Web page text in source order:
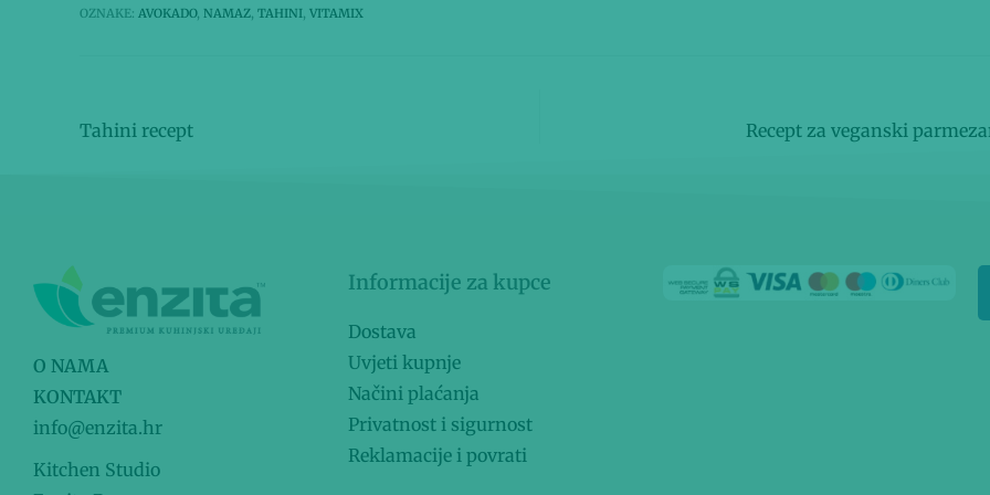
o
OZNAKE: AVOKADO, NAMAZ, TAHINI, VITAMIX
Tahini recept
Recept za veganski
O NAMA
KONTAKT
info@enzita.hr
Kitchen Studio
Informacije za kupce
Dostava
Uvjeti kupnje
Načini plaćanja
Privatnost i sigurnost
Reklamacije i povrati